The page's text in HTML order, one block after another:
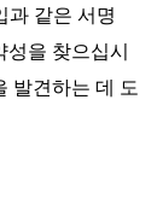
과 같은 서명
성을 찾으십시
발견하는 데 도